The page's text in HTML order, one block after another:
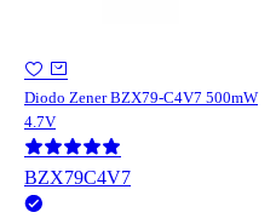
Diodo Zener BZX79-C4V7 500mW
4.7V
BZX79C4V7